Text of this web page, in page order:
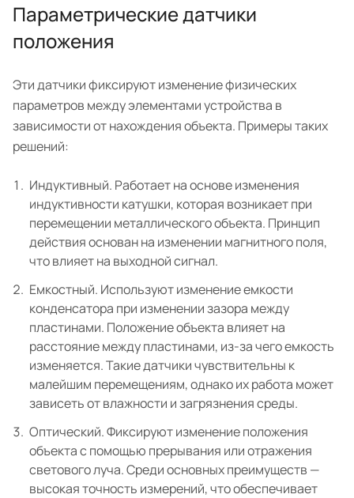
Параметрические датчики
положения
Эти датчики фиксируют изменение физических
параметров между элементами устройства в
зависимости от нахождения объекта. Примеры таких
решений:
Индуктивный. Работает на основе изменения
индуктивности катушки, которая возникает при
перемещении металлического объекта. Принцип
действия основан на изменении магнитного поля,
что влияет на выходной сигнал.
Емкостный. Используют изменение емкости
конденсатора при изменении зазора между
пластинами. Положение объекта влияет на
расстояние между пластинами, из-за чего емкость
изменяется. Такие датчики чувствительны к
малейшим перемещениям, однако их работа может
зависеть от влажности и загрязнения среды.
Оптический. Фиксируют изменение положения
объекта с помощью прерывания или отражения
светового луча. Среди основных преимуществ —
высокая точность измерений, что обеспечивает